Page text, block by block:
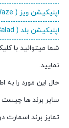
اپلیکیشن ویز ( Waze )
اپلیکیشن بلد ( Balad )
شما میتوانید با
نمایید.
حال این مورد را به
سایر برند ها چیست
تمایز برند